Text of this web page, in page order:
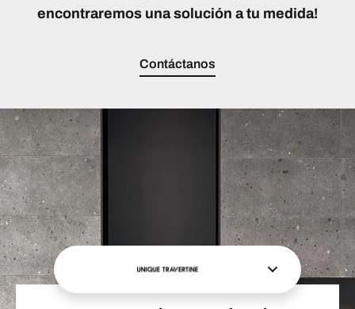
encontraremos una solución a tu medida!
Contáctanos